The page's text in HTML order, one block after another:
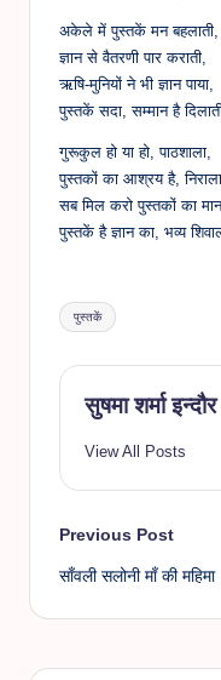
अकेले में पुस्तकें मन बहलाती,
ज्ञान से वैतरणी पार कराती,
ऋषि-मुनियों ने भी ज्ञान पाया,
पुस्तकें सदा, सम्मान है
गुरूकुल हो या हो, पाठशाला,
पुस्तकों का आश्रय है, निराला,
सब मिल करो पुस्तकों का
पुस्तकें है ज्ञान का, भव्य
Tags:
पुस्तकें
सुषमा शर्मा इन्दौर
View All Posts
Post
navigation
Previous Post
साँवली सलोनी माँ की महिमा